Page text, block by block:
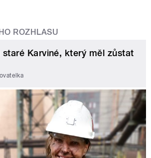
ROZHLASU
staré Karviné, který měl zůstat